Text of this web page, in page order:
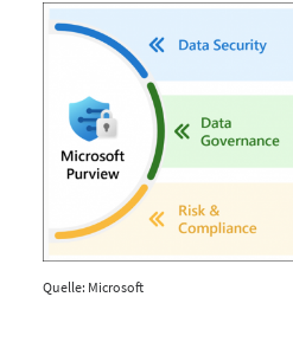
Quelle: Microsoft